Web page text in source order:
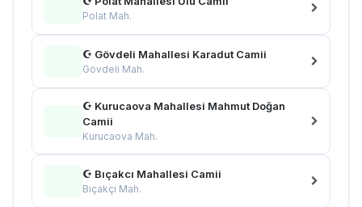
Polat Mah.
☪ Gövdeli Mahallesi Karadut Camii
Gövdeli Mah.
☪ Kurucaova Mahallesi Mahmut Doğan
Camii
Kurucaova Mah.
☪ Bıçakcı Mahallesi Camii
Bıçakçı Mah.